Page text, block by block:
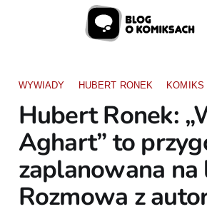
WYWIADY HUBERT RONEK KOMIKS
Hubert Ronek:
Aghart” to
zaplanowana na
Rozmowa z